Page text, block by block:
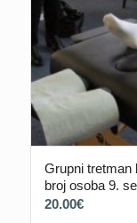
Grupni tretman
broj osoba 9.
20.00€